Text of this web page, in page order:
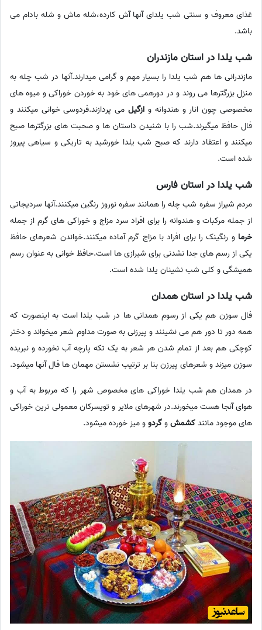
غذای معروف و سنتی شب یلدای آنها آش کارده،شله ماش و شله بادام می
باشد.
شب یلدا در استان مازندران
مازندرانی ها هم شب یلدا را بسیار مهم و گرامی میدارند.آنها در شب چله به
منزل بزرگترها می روند و در دورهمی های خود به خوردن خوراکی و میوه های
مخصوصی چون انار و هندوانه و ازگیلمی پردازند.فردوسی خوانی میکنند و
فال حافظ میگیرند.شب را با شنیدن داستان ها و صحبت های بزرگترها صبح
میکنند و اعتقاد دارند که صبح شب یلدا خورشید به تاریکی و سیاهی پیروز
شده است.
شب یلدا در استان فارس
مردم شیراز سفره شب چله را همانند سفره نوروز رنگین میکنند.آنها سردیجاتی
از جمله مرکبات و هندوانه را برای افراد سرد مزاج و خوراکی های گرم از جمله
خرما و رنگینک را برای افراد با مزاج گرم آماده میکنند.خواندن شعرهای حافظ
یکی از رسم های جدا نشدنی برای شیرازی ها است.حافظ خوانی به عنوان رسم
همیشگی و کلی شب نشینان یلدا شده است.
شب یلدا در استان همدان
فال سوزن هم یکی از رسوم همدانی ها در شب یلدا است به اینصورت که
همه دور تا دور هم می نشینند و پیرزنی به صورت مداوم شعر میخواند و دختر
کوچکی هم بعد از تمام شدن هر شعر به یک تکه پارچه آب نخورده و نبریده
سوزن میزند و شعرهای پیرزن بنا بر ترتیب نشستن مهمان ها فال آنها میشود.
در همدان هم شب یلدا خوراکی های مخصوص شهر را که مربوط به آب و
هوای آنجا هست میخورند.در شهرهای ملایر و تویسرکان معمولی ترین خوراکی
های موجود مانندکشمشوگردوو میز خورده میشود.